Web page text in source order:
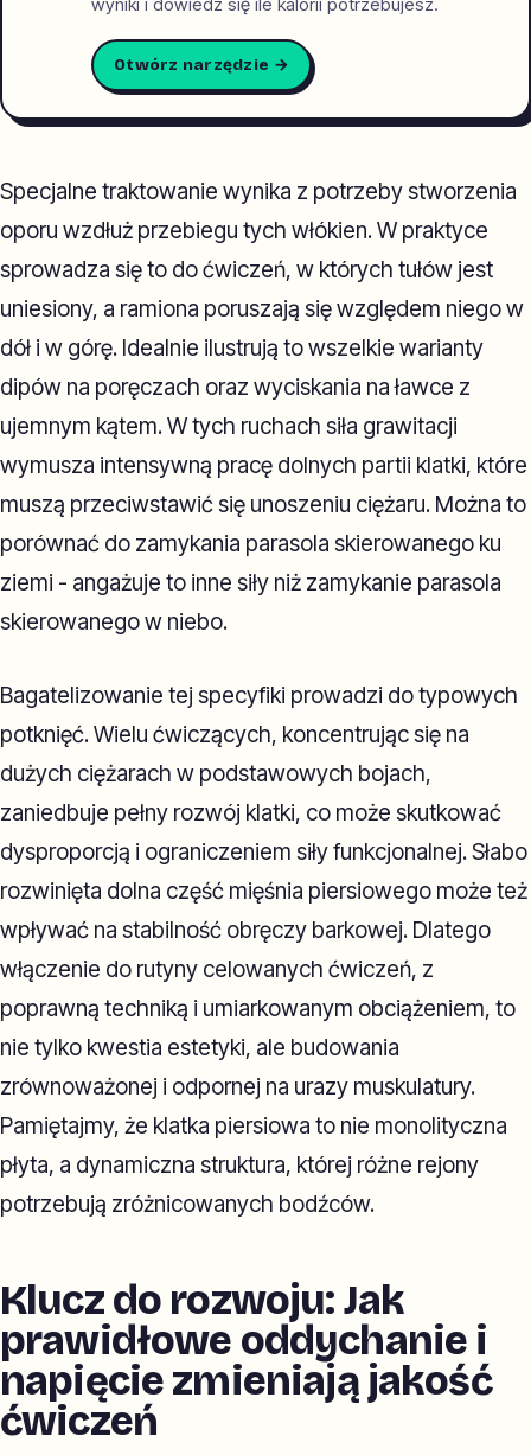
Otwórz narzędzie →
Specjalne traktowanie wynika z potrzeby stworzenia
oporu wzdłuż przebiegu tych włókien. W praktyce
sprowadza się to do ćwiczeń, w których tułów jest
uniesiony, a ramiona poruszają się względem niego w
dół i w górę. Idealnie ilustrują to wszelkie warianty
dipów na poręczach oraz wyciskania na ławce z
ujemnym kątem. W tych ruchach siła grawitacji
wymusza intensywną pracę dolnych partii klatki, które
muszą przeciwstawić się unoszeniu ciężaru. Można to
porównać do zamykania parasola skierowanego ku
ziemi - angażuje to inne siły niż zamykanie parasola
skierowanego w niebo.
Bagatelizowanie tej specyfiki prowadzi do typowych
potknięć. Wielu ćwiczących, koncentrując się na
dużych ciężarach w podstawowych bojach,
zaniedbuje pełny rozwój klatki, co może skutkować
dysproporcją i ograniczeniem siły funkcjonalnej. Słabo
rozwinięta dolna część mięśnia piersiowego może też
wpływać na stabilność obręczy barkowej. Dlatego
włączenie do rutyny celowanych ćwiczeń, z
poprawną techniką i umiarkowanym obciążeniem, to
nie tylko kwestia estetyki, ale budowania
zrównoważonej i odpornej na urazy muskulatury.
Pamiętajmy, że klatka piersiowa to nie monolityczna
płyta, a dynamiczna struktura, której różne rejony
potrzebują zróżnicowanych bodźców.
Klucz do rozwoju: Jak
prawidłowe oddychanie i
napięcie zmieniają jakość
ćwiczeń